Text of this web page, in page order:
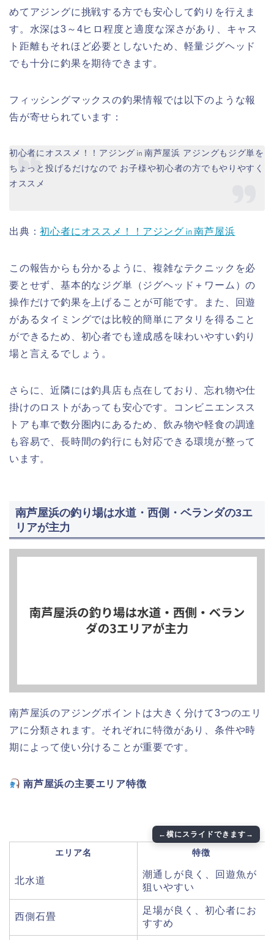
めてアジングに挑戦する方でも安心して釣りを行えま
す。水深は3～4ヒロ程度と適度な深さがあり、キャス
ト距離もそれほど必要としないため、軽量ジグヘッド
でも十分に釣果を期待できます。
フィッシングマックスの釣果情報では以下のような報
告が寄せられています：
初心者にオススメ！！アジング㏌南芦屋浜 アジングもジグ単を
ちょっと投げるだけなので お子様や初心者の方でもやりやすく
オススメ
出典：初心者にオススメ！！アジング㏌南芦屋浜
この報告からも分かるように、複雑なテクニックを必
要とせず、基本的なジグ単（ジグヘッド＋ワーム）の
操作だけで釣果を上げることが可能です。また、回遊
があるタイミングでは比較的簡単にアタリを得ること
ができるため、初心者でも達成感を味わいやすい釣り
場と言えるでしょう。
さらに、近隣には釣具店も点在しており、忘れ物や仕
掛けのロストがあっても安心です。コンビニエンスス
トアも車で数分圏内にあるため、飲み物や軽食の調達
も容易で、長時間の釣行にも対応できる環境が整って
います。
南芦屋浜の釣り場は水道・西側・ベランダの3エ
リアが主力
南芦屋浜のアジングポイントは大きく分けて3つのエリ
アに分類されます。それぞれに特徴があり、条件や時
期によって使い分けることが重要です。
南芦屋浜の主要エリア特徴
エリア名 特徴
北水道
潮通しが良く、回遊魚が
狙いやすい
西側石畳
足場が良く、初心者にお
すすめ